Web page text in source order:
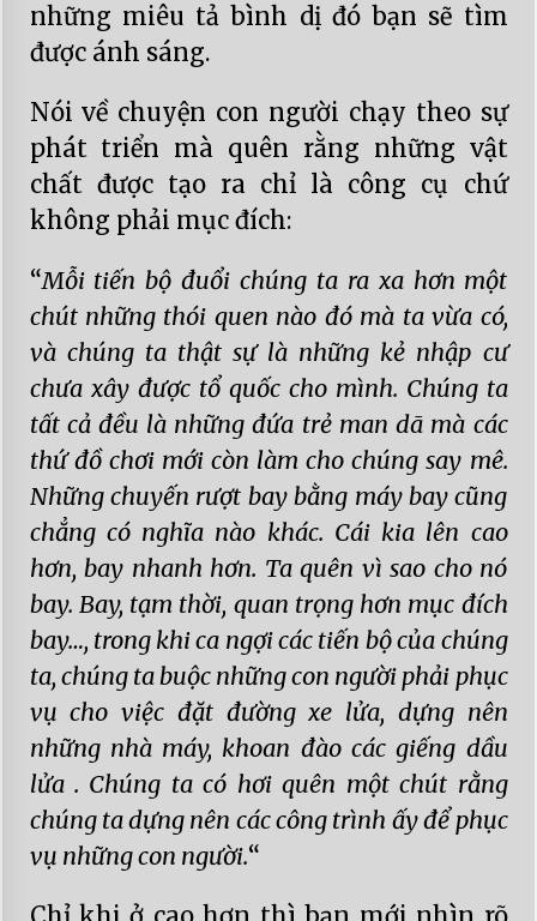
những miêu tả bình dị đó bạn sẽ tìm
được ánh sáng.
Nói về chuyện con người chạy theo sự
phát triển mà quên rằng những vật
chất được tạo ra chỉ là công cụ chứ
không phải mục đích:
“Mỗi tiến bộ đuổi chúng ta ra xa hơn một
chút những thói quen nào đó mà ta vừa có,
và chúng ta thật sự là những kẻ nhập cư
chưa xây được tổ quốc cho mình. Chúng ta
tất cả đều là những đứa trẻ man dã mà các
thứ đồ chơi mới còn làm cho chúng say mê.
Những chuyến rượt bay bằng máy bay cũng
chẳng có nghĩa nào khác. Cái kia lên cao
hơn, bay nhanh hơn. Ta quên vì sao cho nó
bay. Bay, tạm thời, quan trọng hơn mục đích
bay…, trong khi ca ngợi các tiến bộ của chúng
ta, chúng ta buộc những con người phải phục
vụ cho việc đặt đường xe lửa, dựng nên
những nhà máy, khoan đào các giếng dầu
lửa . Chúng ta có hơi quên một chút rằng
chúng ta dựng nên các công trình ấy để phục
vụ những con người.“